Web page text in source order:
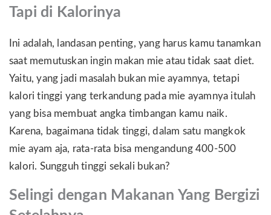
Tapi di Kalorinya
Ini adalah, landasan penting, yang harus kamu tanamkan
saat memutuskan ingin makan mie atau tidak saat diet.
Yaitu, yang jadi masalah bukan mie ayamnya, tetapi
kalori tinggi yang terkandung pada mie ayamnya itulah
yang bisa membuat angka timbangan kamu naik.
Karena, bagaimana tidak tinggi, dalam satu mangkok
mie ayam aja, rata-rata bisa mengandung 400-500
kalori. Sungguh tinggi sekali bukan?
Selingi dengan Makanan Yang Bergizi